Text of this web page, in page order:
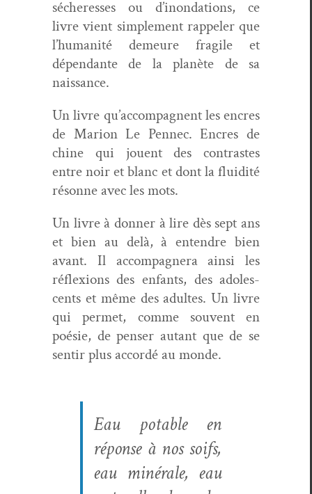
sécher­ess­es ou d’inondations, ce
livre vient sim­ple­ment rap­pel­er que
l’humanité demeure frag­ile et
dépen­dante de la planète de sa
naissance.
Un livre qu’accompagnent les encres
de Mar­i­on Le Pen­nec. Encres de
chine qui jouent des con­trastes
entre noir et blanc et dont la flu­id­ité
résonne avec les mots.
Un livre à don­ner à lire dès sept ans
et bien au delà, à enten­dre bien
avant. Il accom­pa­g­n­era ain­si les
réflex­ions des enfants, des ado­les­
cents et même des adultes. Un livre
qui per­met, comme sou­vent en
poésie, de penser autant que de se
sen­tir plus accordé au monde.
Eau potable en
réponse à nos soifs,
eau minérale, eau